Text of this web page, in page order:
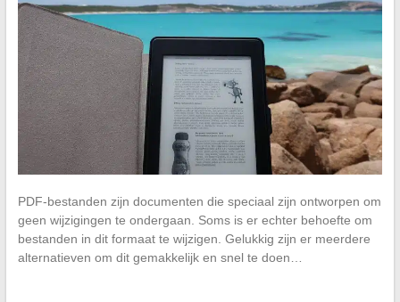
PDF-bestanden zijn documenten die speciaal zijn ontworpen om
geen wijzigingen te ondergaan. Soms is er echter behoefte om
bestanden in dit formaat te wijzigen. Gelukkig zijn er meerdere
alternatieven om dit gemakkelijk en snel te doen…